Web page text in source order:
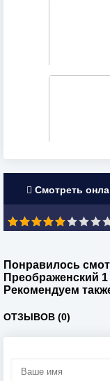
Смотреть
Понравилось
Преображенский 1
Рекомендуем
ОТЗЫВОВ (0)